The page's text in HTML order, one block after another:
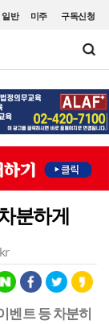
미주 구독신청
일반
분하게
벤트 등 차분히